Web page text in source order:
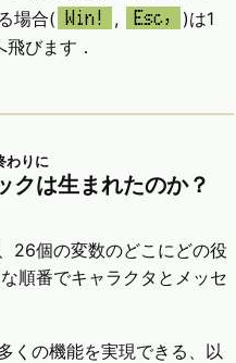
場合(
Win! , Esc,
)は1
びます．
わりに
クは生まれたのか？
26個の変数のどこにどの役
順番でキャラクタとメッセ
くの機能を実現できる、以